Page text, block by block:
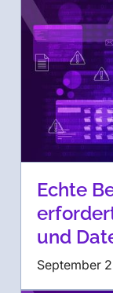
Echte
und
September